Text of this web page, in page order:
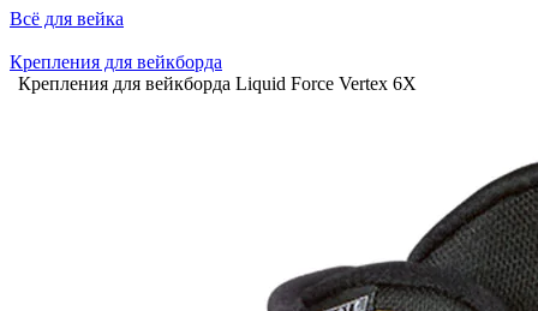
Всё для вейка
Крепления для вейкборда
Крепления для вейкборда Liquid Force Vertex 6X